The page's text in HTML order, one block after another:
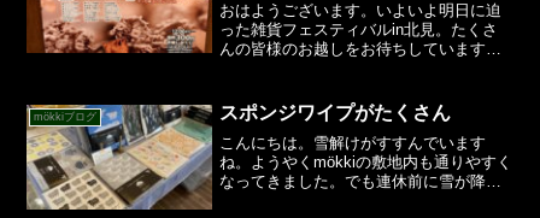
おはようございます。いよいよ明日に迫
った雑貨フェスティバルin北見。たくさ
んの皆様のお越しをお待ちしています。
ランナー。って何でしょう？(笑)不織布と
いうマスクなんかに...
mökkiブログ スポンジワイプがたくさん
こんにちは。雪解けがすすんでいます
ね。ようやくmökkiの敷地内も通りやすく
なってきました。でも連休前に雪が降る